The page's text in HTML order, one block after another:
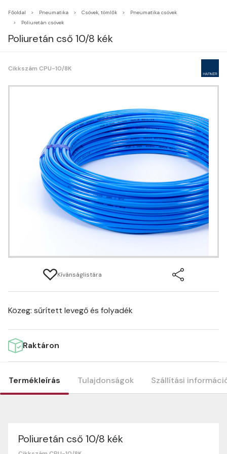
Főoldal Pneumatika Csövek, tömlők
Pneumatika csövek
Poliuretán csövek
Poliuretán cső 10/8 kék
Cikkszám CPU-10/8K
Kívánságlistára
Közeg: sűrített levegő és folyadék
Raktáron
Termékleírás Tulajdonságok Szállítási
Poliuretán cső 10/8 kék
Termék tulajdonságok
Szállítási információk